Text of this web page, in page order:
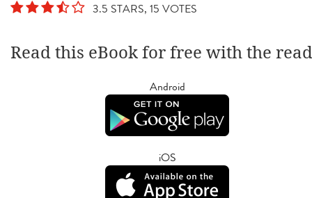
3.5 STARS, 15 VOTES
Read this eBook for free with the
Android
iOS